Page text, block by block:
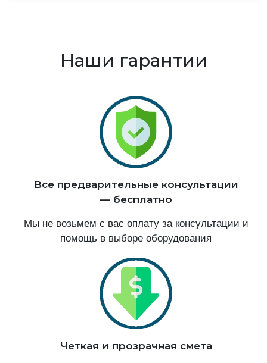
Наши гарантии
Все предварительные консультации
— бесплатно
Мы не возьмем с вас оплату за консультации и
помощь в выборе оборудования
Четкая и прозрачная смета